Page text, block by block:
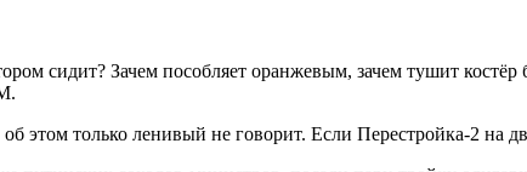
сидит? Зачем пособляет оранжевым, зачем тушит
этом только ленивый не говорит. Если Перестройка-2 на